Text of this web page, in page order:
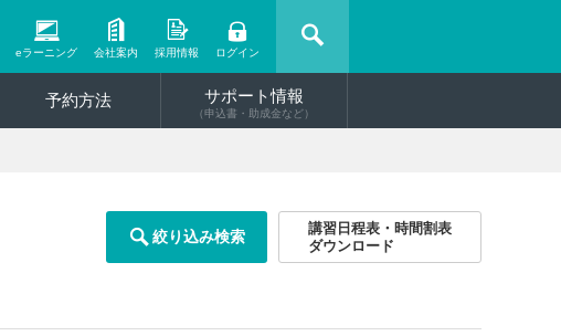
eラーニング 会社案内 採用情報 ログイン
予約方法 サポート情報
（申込書・助成金など）
絞り込み検索
講習日程表・時間割表
ダウンロード